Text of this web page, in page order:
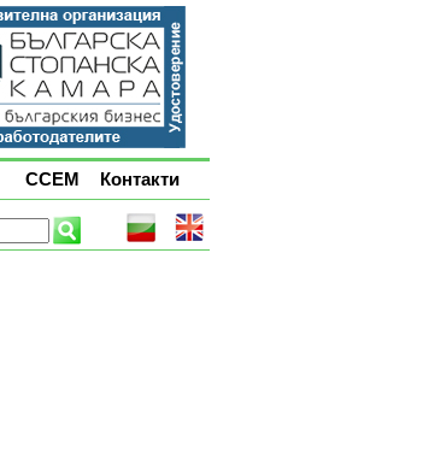
ССЕМ Контакти